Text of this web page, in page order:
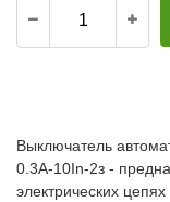
Выключатель
0.3А-10In-2з -
электрических